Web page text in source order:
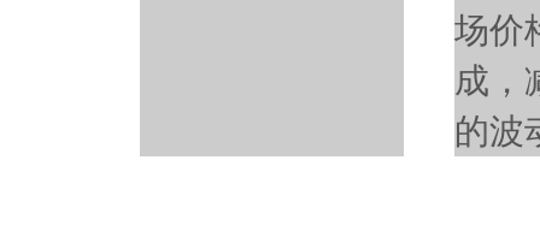
场价
成，
的波